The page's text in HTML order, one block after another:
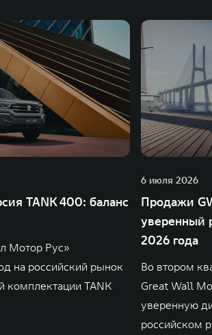
TANK 400: баланс
Мотор Рус»
на российский рынок
комплектации TANK
6 июля 2026
Продажи
уверенный
2026 года
Во втором
Great Wall
уверенную
российском